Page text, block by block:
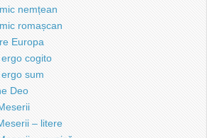
nemțean
romașcan
Europa
cogito
sum
Deo
– litere